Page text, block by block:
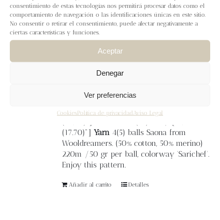
consentimiento de estas tecnologías nos permitirá procesar datos como el
comportamiento de navegación o las identificaciones únicas en este sitio.
No consentir o retirar el consentimiento, puede afectar negativamente a
ciertas características y funciones.
Aceptar
Denegar
Ver preferencias
CookiesPolítica de privacidad Aviso Legal
Contacto
Newsletter
Carrito
7,50€ IVA inc.
'Poniente' is the name for the wind that
blows from the west, right where the
sunset takes place. The 'Poniente shawl' is
knitted with yarn Saona, with a yarn that
wool from La Mancha, a perfect mixture
beaches of Cádiz.Size
measurementslength: 2 (2.20) m / [78,80
(17.70)"] Yarn4(5) balls Saona from
Wooldreamers. (50% cotton, 50% merino)
220m /50 gr per ball, colorway 'Sarichef'.
Enjoy this pattern.
Añadir al carrito Detalles